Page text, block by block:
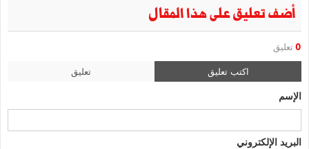
أضف تعليق على هذا المقال
0 تعليق
اكتب تعليق تعليق
الإسم
البريد الإلكتروني